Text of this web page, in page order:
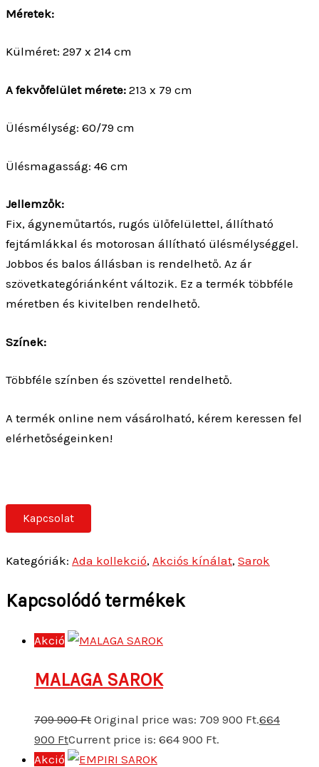
Méretek:
Külméret: 297 x 214 cm
A fekvőfelület mérete: 213 x 79 cm
Ülésmélység: 60/79 cm
Ülésmagasság: 46 cm
Jellemzők:
Fix, ágyneműtartós, rugós ülőfelülettel, állítható
fejtámlákkal és motorosan állítható ülésmélységgel.
Jobbos és balos állásban is rendelhető. Az ár
szövetkategóriánként változik. Ez a termék többféle
méretben és kivitelben rendelhető.
Színek:
Többféle színben és szövettel rendelhető.
A termék online nem vásárolható, kérem keressen fel
elérhetőségeinken!
Kapcsolat
Kategóriák: Ada kollekció, Akciós kínálat, Sarok
Kapcsolódó termékek
Akció
MALAGA SAROK
709 900Ft Original price was: 709 900 Ft.664
900 FtCurrent price is: 664 900 Ft.
Akció